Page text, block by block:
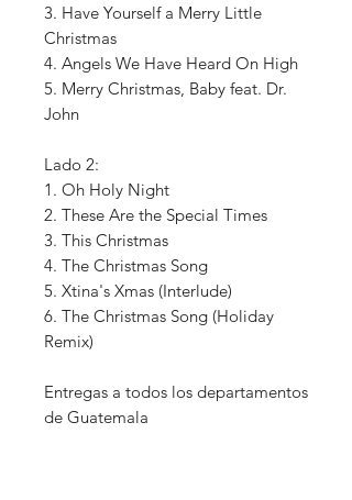
3. Have Yourself a Merry Little
Christmas
4. Angels We Have Heard On High
5. Merry Christmas, Baby feat. Dr.
John
Lado 2:
1. Oh Holy Night
2. These Are the Special Times
3. This Christmas
4. The Christmas Song
5. Xtina's Xmas (Interlude)
6. The Christmas Song (Holiday
Remix)
Entregas a todos los departamentos
de Guatemala